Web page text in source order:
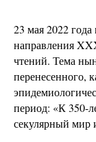
23 мая 2022 года
направления
чтений. Тема
перенесенного,
период: «К 350-
секулярный мир